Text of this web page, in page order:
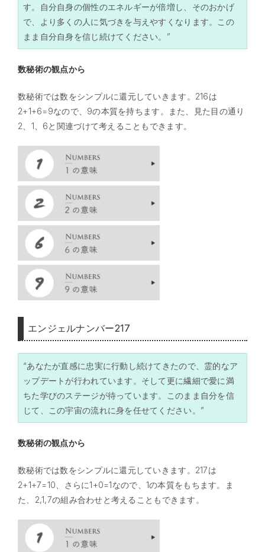
す。自分自身の個性のエネルギーが倍増し、そのおかげ
で、より多くの人に気づきを与えやすくなります。この
まま自分自身を信じ続けてください。”
数秘術の観点から
数秘術では数をシンプルに還元していきます。216は
2+1+6=9なので、9の本質を持ちます。また、見た目の通り
2、1、6と関連づけて考えることもできます。
エンジェルナンバー217
“あなたが直感に忠実に行動し続けてきたので、霊的なア
ップデートが行われています。そして更に繊細で愛に満
ちた学びのステージが待っています。このまま自分を信
じて、この宇宙の流れに身を任せてください。”
数秘術の観点から
数秘術では数をシンプルに還元していきます。217は
2+1+7=10、さらに1+0=1なので、1の本質をもちます。ま
た、2,1,7の組み合わせと考えることもできます。